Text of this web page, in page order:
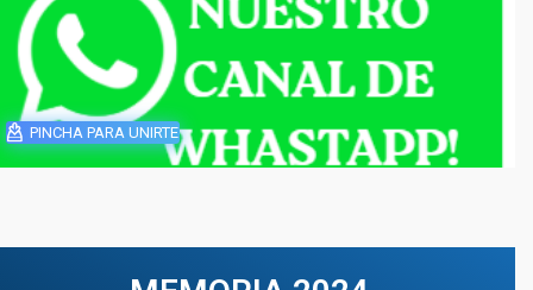
PINCHA PARA UNIRTE